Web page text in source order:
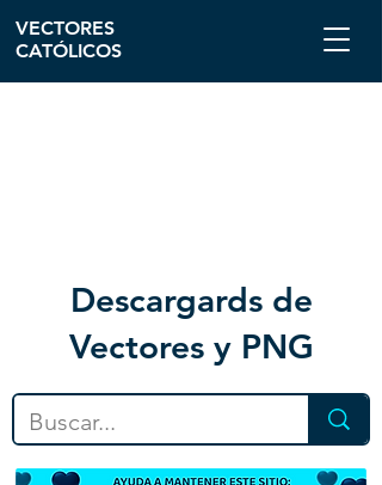
Descargards de
Vectores y PNG
VECTORES
CATÓLICOS